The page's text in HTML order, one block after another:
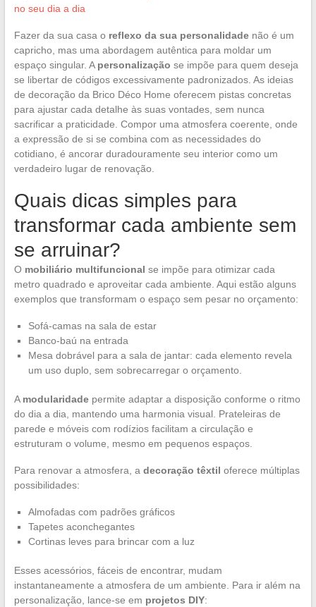
no seu dia a dia
Fazer da sua casa o reflexo da sua personalidadenão é um
capricho, mas uma abordagem autêntica para moldar um
espaço singular. A personalização se impõe para quem deseja
se libertar de códigos excessivamente padronizados. As ideias
de decoração da Brico Déco Home oferecem pistas concretas
para ajustar cada detalhe às suas vontades, sem nunca
sacrificar a praticidade. Compor uma atmosfera coerente, onde
a expressão de si se combina com as necessidades do
cotidiano, é ancorar duradouramente seu interior como um
verdadeiro lugar de renovação.
Quais dicas simples para
transformar cada ambiente sem
se arruinar?
O mobiliário multifuncional se impõe para otimizar cada
metro quadrado e aproveitar cada ambiente. Aqui estão alguns
exemplos que transformam o espaço sem pesar no orçamento:
Sofá-camas na sala de estar
Banco-baú na entrada
Mesa dobrável para a sala de jantar: cada elemento revela
um uso duplo, sem sobrecarregar o orçamento.
A modularidadepermite adaptar a disposição conforme o ritmo
do dia a dia, mantendo uma harmonia visual. Prateleiras de
parede e móveis com rodízios facilitam a circulação e
estruturam o volume, mesmo em pequenos espaços.
Para renovar a atmosfera, a decoração têxtil oferece múltiplas
possibilidades:
Almofadas com padrões gráficos
Tapetes aconchegantes
Cortinas leves para brincar com a luz
Esses acessórios, fáceis de encontrar, mudam
instantaneamente a atmosfera de um ambiente. Para ir além na
personalização, lance-se em projetos DIY: